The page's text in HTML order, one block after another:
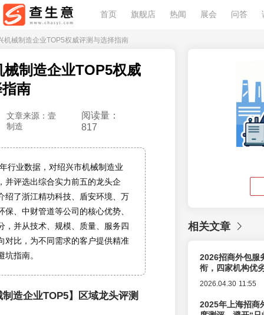
首页 旗舰店 热闻 展会 问答
机械制造企业TOP5权威评测与选择指南
械制造企业TOP5权威
南
文章来源：壹
制造
阅读量：
817
行业数据，对绍兴市机械制造业
并评选出综合实力前五的龙头企
绍了浙江精功科技、盾安环境、万
保、中财管道等公司的核心优势、
，并从技术、规模、质量、服务四
对比，为不同需求的客户提供精准
指南。
造企业TOP5】区域龙头评测
相关文章
2026招商外包服
衔，四家机构优
2026.04.30 11:55
2025年上海招商